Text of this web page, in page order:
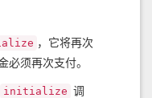
，它将再次
必须再次支付。
initialize 调